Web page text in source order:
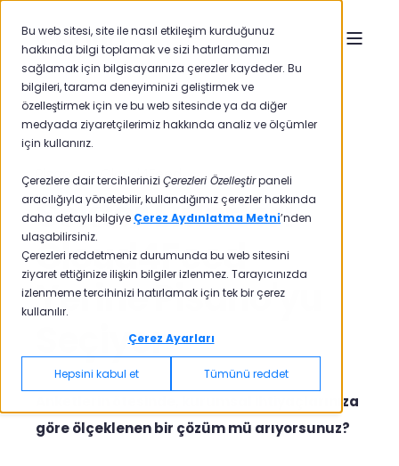
Bu web sitesi, site ile nasıl etkileşim kurduğunuz
hakkında bilgi toplamak ve sizi hatırlamamızı
sağlamak için bilgisayarınıza çerezler kaydeder. Bu
bilgileri, tarama deneyiminizi geliştirmek ve
özelleştirmek için ve bu web sitesinde ya da diğer
medyada ziyaretçilerimiz hakkında analiz ve ölçümler
için kullanırız.
Çerezlere dair tercihlerinizi Çerezleri Özelleştirpaneli
aracılığıyla yönetebilir, kullandığımız çerezler hakkında
daha detaylı bilgiye Çerez Aydınlatma Metni’nden
ulaşabilirsiniz.
Çerezleri reddetmeniz durumunda bu web sitesini
ziyaret ettiğinize ilişkin bilgiler izlenmez. Tarayıcınızda
izlenmeme tercihinizi hatırlamak için tek bir çerez
kullanılır.
Çerez Ayarları
Hepsini kabul et Tümünü reddet
Pisano vs Cloud4Feed
Sektör Liderleri
Cloud4Feed
Yerine Pisano'yu
Seçiyor
Anketlerin ötesinde, kurumsal ihtiyaçlarınıza
göre ölçeklenen bir çözüm mü arıyorsunuz?